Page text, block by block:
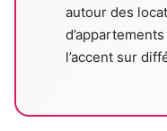
autour des
l’accent sur